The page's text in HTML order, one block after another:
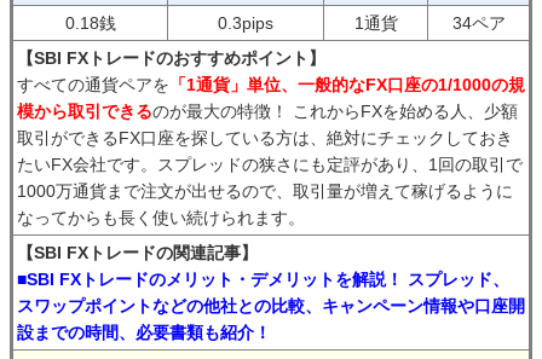
0.18銭 0.3pips 1通貨
34ペア
【SBI FXトレードのおすすめポイント】
すべての通貨ペアを 「1通貨」単位、一般的なFX口座の1/1000の規
模から取引できるのが最大の特徴！ これからFXを始める人、少額
取引ができるFX口座を探している方は、絶対にチェックしておき
たいFX会社です。スプレッドの狭さにも定評があり、1回の取引で
1000万通貨まで注文が出せるので、取引量が増えて稼げるように
なってからも長く使い続けられます。
【SBI FXトレードの関連記事】
■SBI FXトレードのメリット・デメリットを解説！ スプレッド、
スワップポイントなどの他社との比較、キャンペーン情報や口座開
設までの時間、必要書類も紹介！